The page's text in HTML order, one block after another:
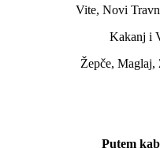
Vite, Novi
Kakanj i
Žepče,
Putem